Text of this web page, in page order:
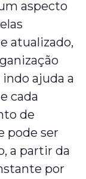
aspecto
atualizado,
ajuda a
cada
de
pode ser
a partir da
por